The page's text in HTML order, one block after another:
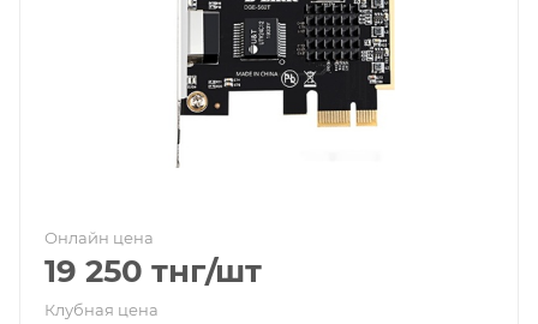
Онлайн цена
19 250 тнг/шт
Клубная цена